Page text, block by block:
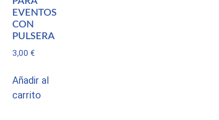
EVENTOS
CON
PULSERA
3,00 €
Añadir al
carrito